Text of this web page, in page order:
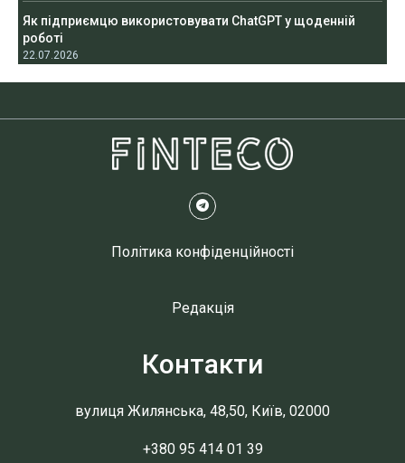
Як підприємцю використовувати ChatGPT у щоденній
роботі
22.07.2026
Політика конфіденційності
Редакція
Контакти
вулиця Жилянська, 48,50, Київ, 02000
+380 95 414 01 39